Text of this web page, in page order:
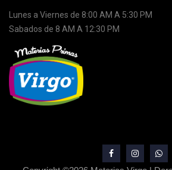
Lunes a Viernes de 8:00 AM A 5:30 PM
Sabados de 8 AM A 12:30 PM